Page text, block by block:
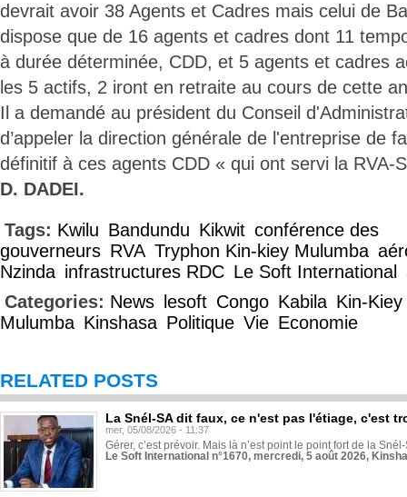
devrait avoir 38 Agents et Cadres mais celui de
dispose que de 16 agents et cadres dont 11
à durée déterminée, CDD, et 5 agents et cadres
les 5 actifs, 2 iront en retraite au cours de cette
Il a demandé au président du Conseil
d’appeler la direction générale de l'entreprise de
définitif à ces agents CDD « qui ont servi la RVA-
D. DADEI.
Tags: Kwilu Bandundu Kikwit conférence des
gouverneurs RVA Tryphon Kin-kiey Mulumba
Nzinda infrastructures RDC Le Soft International
Categories: News lesoft Congo Kabila Kin-Kiey
Mulumba Kinshasa Politique Vie Economie
RELATED POSTS
La Snél-SA dit faux, ce n'est pas l'étiage, c'est
mer, 05/08/2026 - 11:37
Gérer, c’est prévoir. Mais là n’est point le point fort de la
Le Soft International n°1670, mercredi, 5 août 2026,